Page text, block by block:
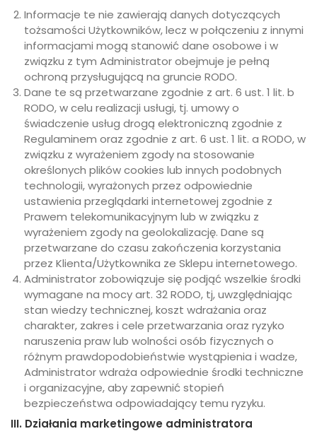
Informacje te nie zawierają danych dotyczących
tożsamości Użytkowników, lecz w połączeniu z innymi
informacjami mogą stanowić dane osobowe i w
związku z tym Administrator obejmuje je pełną
ochroną przysługującą na gruncie RODO.
Dane te są przetwarzane zgodnie z art. 6 ust. 1 lit. b
RODO, w celu realizacji usługi, tj. umowy o
świadczenie usług drogą elektroniczną zgodnie z
Regulaminem oraz zgodnie z art. 6 ust. 1 lit. a RODO, w
związku z wyrażeniem zgody na stosowanie
określonych plików cookies lub innych podobnych
technologii, wyrażonych przez odpowiednie
ustawienia przeglądarki internetowej zgodnie z
Prawem telekomunikacyjnym lub w związku z
wyrażeniem zgody na geolokalizację. Dane są
przetwarzane do czasu zakończenia korzystania
przez Klienta/Użytkownika ze Sklepu internetowego.
Administrator zobowiązuje się podjąć wszelkie środki
wymagane na mocy art. 32 RODO, tj, uwzględniając
stan wiedzy technicznej, koszt wdrażania oraz
charakter, zakres i cele przetwarzania oraz ryzyko
naruszenia praw lub wolności osób fizycznych o
różnym prawdopodobieństwie wystąpienia i wadze,
Administrator wdraża odpowiednie środki techniczne
i organizacyjne, aby zapewnić stopień
bezpieczeństwa odpowiadający temu ryzyku.
III. Działania marketingowe administratora